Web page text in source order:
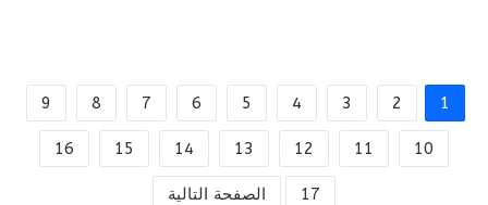
1
2
3
4
5
6
7
8
9
10
11
12
13
14
15
16
17 الصفحة التالية